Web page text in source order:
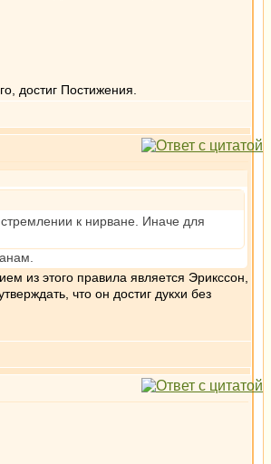
достиг Постижения.
к нирване. Иначе для
из этого правила является Эрикссон,
что он достиг дукхи без